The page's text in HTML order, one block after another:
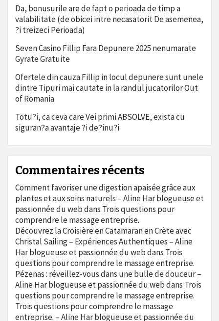
Da, bonusurile are de fapt o perioada de timp a
valabilitate (de obicei intre necasatorit De asemenea,
?i treizeci Perioada)
Seven Casino Fillip Fara Depunere 2025 nenumarate
Gyrate Gratuite
Ofertele din cauza Fillip in locul depunere sunt unele
dintre Tipuri mai cautate in la randul jucatorilor Out
of Romania
Totu?i, ca ceva care Vei primi ABSOLVE, exista cu
siguran?a avantaje ?i de?inu?i
Commentaires récents
Comment favoriser une digestion apaisée grâce aux
plantes et aux soins naturels – Aline Har blogueuse et
passionnée du webdans Trois questions pour
comprendre le massage entreprise.
Découvrez la Croisière en Catamaran en Crète avec
Christal Sailing – Expériences Authentiques – Aline
Har blogueuse et passionnée du webdans Trois
questions pour comprendre le massage entreprise.
Pézenas : réveillez-vous dans une bulle de douceur –
Aline Har blogueuse et passionnée du webdans Trois
questions pour comprendre le massage entreprise.
Trois questions pour comprendre le massage
entreprise. – Aline Har blogueuse et passionnée du